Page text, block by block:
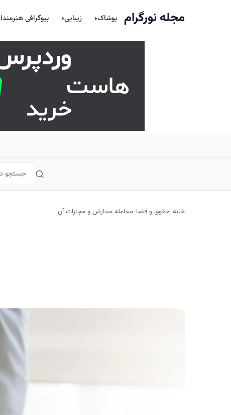
مجله نورگرام پوشاک زیبایی بیوگرافی
خانه/حقوق و قضا/معامله معارض و مجازات آن